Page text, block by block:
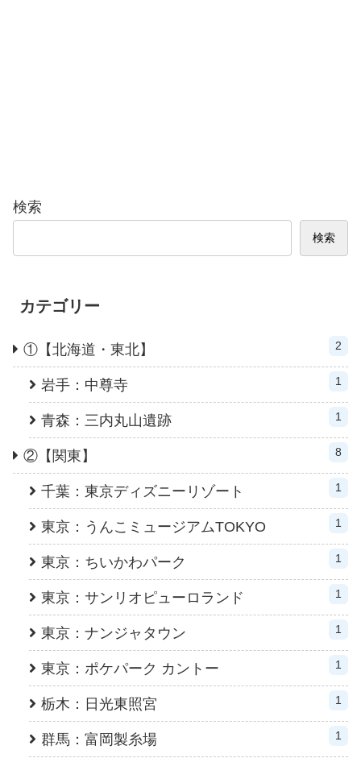
検索
検索
カテゴリー
①【北海道・東北】 2
岩手：中尊寺 1
青森：三内丸山遺跡 1
②【関東】 8
千葉：東京ディズニーリゾート 1
東京：うんこミュージアムTOKYO 1
東京：ちいかわパーク 1
東京：サンリオピューロランド 1
東京：ナンジャタウン 1
東京：ポケパーク カントー 1
栃木：日光東照宮 1
群馬：富岡製糸場 1